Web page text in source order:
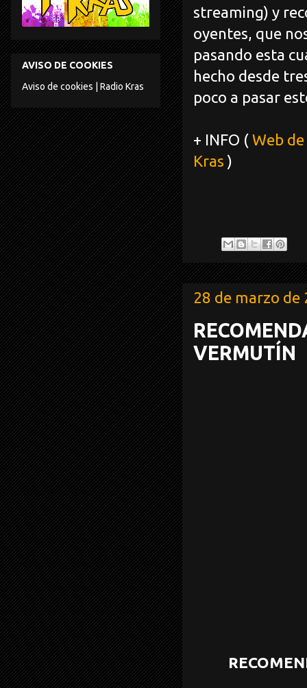
streaming) y
oyentes, que
pasando esta
hecho desde
poco a pasar
+ INFO ( Web
Kras )
28 de marzo de
VERMUTÍN
AVISO DE COOKIES
Aviso de cookies | Radio Kras